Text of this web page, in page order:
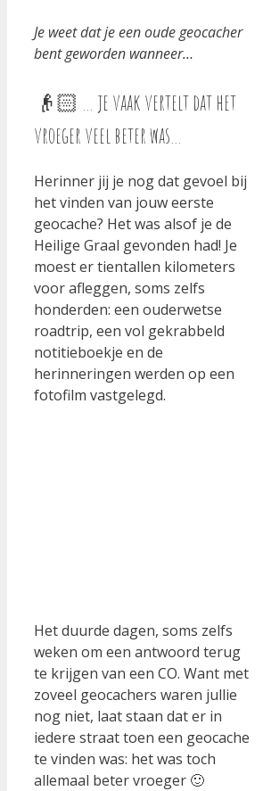
Je weet dat je een oude geocacher
bent geworden wanneer…
👴🏻 … je vaak vertelt dat het
vroeger veel beter was…
Herinner jij je nog dat gevoel bij
het vinden van jouw eerste
geocache? Het was alsof je de
Heilige Graal gevonden had! Je
moest er tientallen kilometers
voor afleggen, soms zelfs
honderden: een ouderwetse
roadtrip, een vol gekrabbeld
notitieboekje en de
herinneringen werden op een
fotofilm vastgelegd.
Het duurde dagen, soms zelfs
weken om een antwoord terug
te krijgen van een CO. Want met
zoveel geocachers waren jullie
nog niet, laat staan dat er in
iedere straat toen een geocache
te vinden was: het was toch
allemaal beter vroeger 🙂